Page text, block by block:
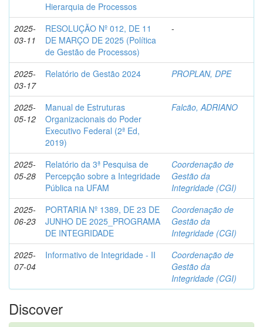
Hierarquia de Processos
2025-
03-11
RESOLUÇÃO Nº 012, DE 11
DE MARÇO DE 2025 (Política
de Gestão de Processos)
-
2025-
03-17
Relatório de Gestão 2024 PROPLAN, DPE
2025-
05-12
Manual de Estruturas
Organizacionais do Poder
Executivo Federal (2ª Ed,
2019)
Falcão, ADRIANO
2025-
05-28
Relatório da 3ª Pesquisa de
Percepção sobre a Integridade
Pública na UFAM
Coordenação de
Gestão da
Integridade (CGI)
2025-
06-23
PORTARIA Nº 1389, DE 23 DE
JUNHO DE 2025_PROGRAMA
DE INTEGRIDADE
Coordenação de
Gestão da
Integridade (CGI)
2025-
07-04
Informativo de Integridade - II
Coordenação de
Gestão da
Integridade (CGI)
Discover